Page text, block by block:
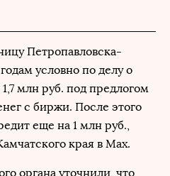
Петропавловска-
условно по делу о
млн руб. под предлогом
с биржи. После этого
еще на 1 млн руб.,
края в Max.
органа уточнили, что